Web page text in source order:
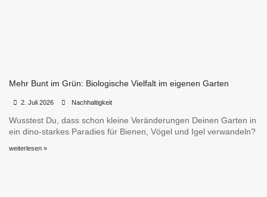
Mehr Bunt im Grün: Biologische Vielfalt im eigenen Garten
2. Juli 2026 Nachhaltigkeit
Wusstest Du, dass schon kleine Veränderungen Deinen Garten in
ein dino-starkes Paradies für Bienen, Vögel und Igel verwandeln?
weiterlesen »